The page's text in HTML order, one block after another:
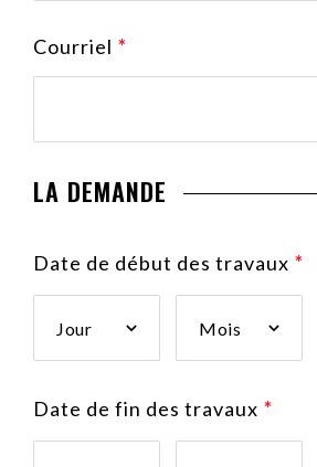
Courriel *
LA DEMANDE
Date de début des travaux *
de
début
travaux :
Jour
début
travaux :
Mois
Date de fin des travaux *